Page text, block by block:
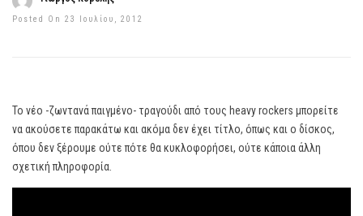
Posted On 23 Ιουλίου, 2012
Το νέο -ζωντανά παιγμένο- τραγούδι από τους heavy rockers μπορείτε
να ακούσετε παρακάτω και ακόμα δεν έχει τίτλο, όπως και ο δίσκος,
όπου δεν ξέρουμε ούτε πότε θα κυκλοφορήσει, ούτε κάποια άλλη
σχετική πληροφορία.